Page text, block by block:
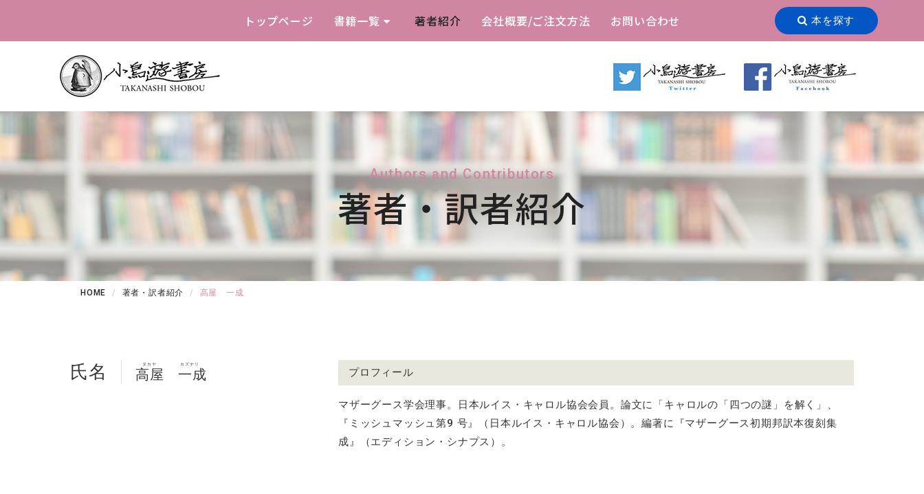
トップページ 書籍一覧 著者紹介 会社概要/ご注文方法 お問い合わせ 本を探す
Authors and Contributors
著者・訳者紹介
HOME 著者・訳者紹介 高屋 一成
氏名 高屋
タカヤ
一成
カズナリ
プロフィール
マザーグース学会理事。日本ルイス・キャロル協会会員。論文に「キャロルの「四つの謎」を解く」、
『ミッシュマッシュ第9 号』（日本ルイス・キャロル協会）。編著に『マザーグース初期邦訳本復刻集
成』（エディション・シナプス）。